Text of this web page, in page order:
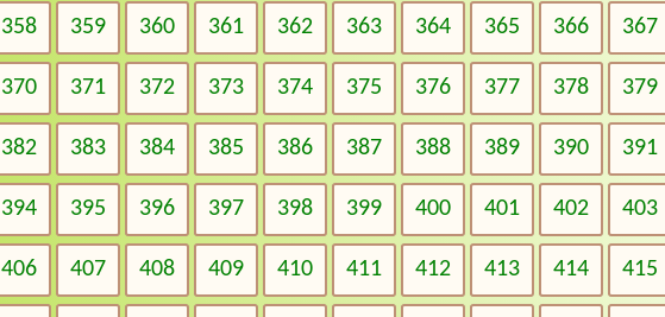
358 359 360 361 362 363 364 365 366 367
370 371 372 373 374 375 376 377 378 379
382 383 384 385 386 387 388 389 390 391
394 395 396 397 398 399 400 401 402 403
406 407 408 409 410 411 412 413 414 415